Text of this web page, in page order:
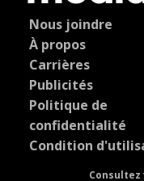
Nous joindre
À propos
Carrières
Publicités
Politique de
confidentialité
Condition